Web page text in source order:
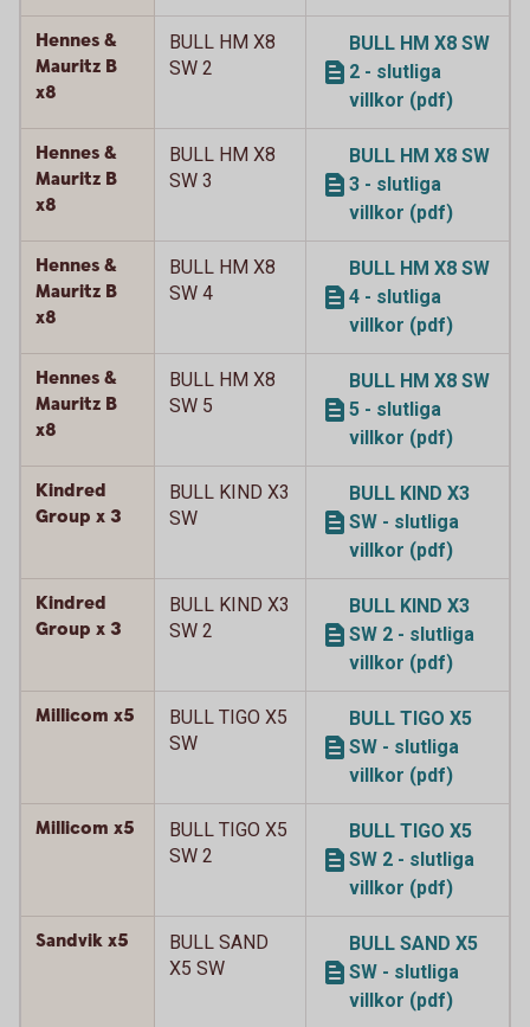
Hennes &
Mauritz B
x8
BULL HM X8
SW 2
BULL HM X8 SW
2 - slutliga
villkor (pdf)
Hennes &
Mauritz B
x8
BULL HM X8
SW 3
BULL HM X8 SW
3 - slutliga
villkor (pdf)
Hennes &
Mauritz B
x8
BULL HM X8
SW 4
BULL HM X8 SW
4 - slutliga
villkor (pdf)
Hennes &
Mauritz B
x8
BULL HM X8
SW 5
BULL HM X8 SW
5 - slutliga
villkor (pdf)
Kindred
Group x 3
BULL KIND X3
SW
BULL KIND X3
SW - slutliga
villkor (pdf)
Kindred
Group x 3
BULL KIND X3
SW 2
BULL KIND X3
SW 2 - slutliga
villkor (pdf)
Millicom x5
BULL TIGO X5
SW
BULL TIGO X5
SW - slutliga
villkor (pdf)
Millicom x5
BULL TIGO X5
SW 2
BULL TIGO X5
SW 2 - slutliga
villkor (pdf)
Sandvik x5
BULL SAND
X5 SW
BULL SAND X5
SW - slutliga
villkor (pdf)